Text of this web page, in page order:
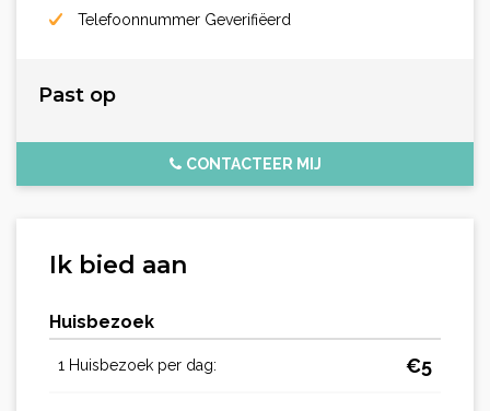
Telefoonnummer Geverifiëerd
Past op
CONTACTEER MIJ
Ik bied aan
Huisbezoek
1 Huisbezoek per dag: €5